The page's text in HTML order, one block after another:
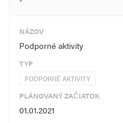
NÁZOV
Podporné aktivity
TYP
PODPORNÉ AKTIVITY
PLÁNOVANÝ ZAČIATOK
01.01.2021